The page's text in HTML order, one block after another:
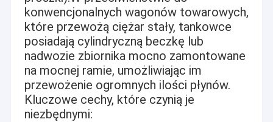
konwencjonalnych wagonów towarowych,
które przewożą ciężar stały, tankowce
posiadają cylindryczną beczkę lub
nadwozie zbiornika mocno zamontowane
na mocnej ramie, umożliwiając im
przewożenie ogromnych ilości płynów.
Kluczowe cechy, które czynią je
niezbędnymi: